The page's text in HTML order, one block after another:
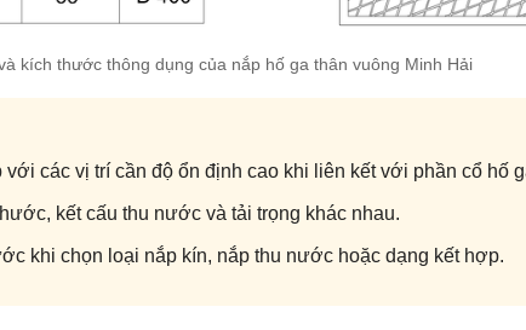
kích thước thông dụng của nắp hố ga thân vuông Minh Hải
các vị trí cần độ ổn định cao khi liên kết với phần cổ hố
kết cấu thu nước và tải trọng khác nhau.
khi chọn loại nắp kín, nắp thu nước hoặc dạng kết hợp.